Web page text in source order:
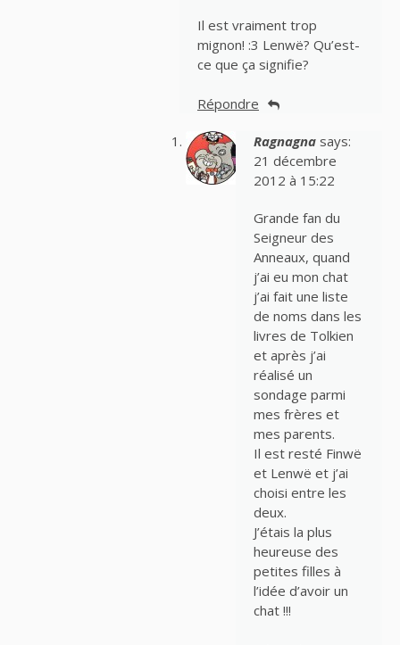
Il est vraiment trop
mignon! :3 Lenwë? Qu’est-
ce que ça signifie?
Répondre
Ragnagna says:
21 décembre
2012 à 15:22
Grande fan du
Seigneur des
Anneaux, quand
j’ai eu mon chat
j’ai fait une liste
de noms dans les
livres de Tolkien
et après j’ai
réalisé un
sondage parmi
mes frères et
mes parents.
Il est resté Finwë
et Lenwë et j’ai
choisi entre les
deux.
J’étais la plus
heureuse des
petites filles à
l’idée d’avoir un
chat !!!